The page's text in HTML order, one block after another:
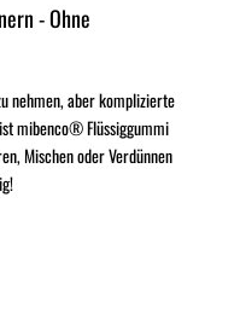
- Ohne
nehmen, aber komplizierte
mibenco® Flüssiggummi
Mischen oder Verdünnen